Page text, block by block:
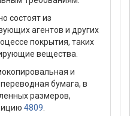
состоят из
агентов и других
покрытия, таких
вещества.
и
бумага, в
размеров,
4809